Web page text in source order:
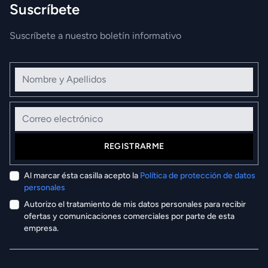
Suscríbete
Suscríbete a nuestro boletín informativo
Nombre y Apellidos
Correo electrónico
REGISTRARME
Al marcar ésta casilla acepto la Política de protección de datos
personales
Autorizo el tratamiento de mis datos personales para recibir
ofertas y comunicaciones comerciales por parte de esta
empresa.